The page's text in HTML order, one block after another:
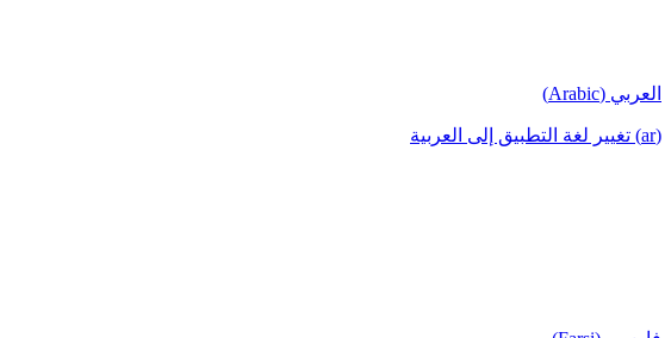
العربي (Arabic)
(ar) تغيير لغة التطبيق إلى العربية